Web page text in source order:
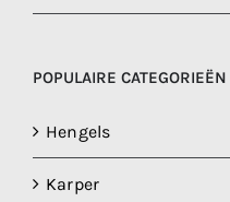
POPULAIRE CATEGORIEËN
Hengels
Karper